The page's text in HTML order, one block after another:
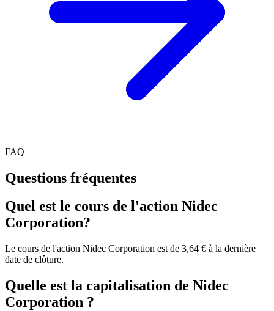
FAQ
Questions fréquentes
Quel est le cours de l'action Nidec
Corporation?
Le cours de l'action Nidec Corporation est de 3,64 € à la dernière
date de clôture.
Quelle est la capitalisation de Nidec
Corporation ?